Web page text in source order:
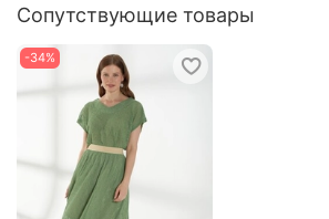
Сопутствующие товары
-34%